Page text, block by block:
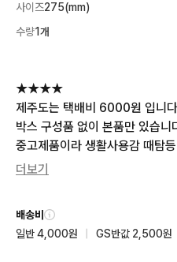
사이즈275(mm)
수량1개
★★★★
제주도는 택배비 6000원 입니
박스 구성품 없이 본품만 있습
중고제품이라 생활사용감 때탐
하자는 아닙니다 하자외 반품불
운전중에는 답변이 지연될수있
주시면 톡드릴께요 이해부탁드립
더보기
배송비
일반 4,000원
GS반값 2,500원